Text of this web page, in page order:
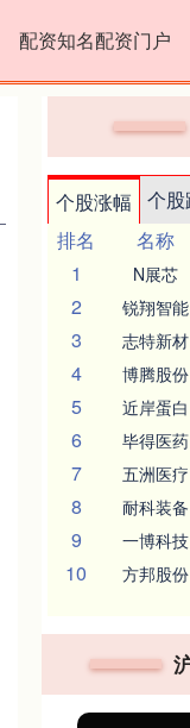
配资知名配资门户
个股涨幅 个股
排名
名称
1
N展芯
2 锐翔智能
3 志特新材
4 博腾股份
5 近岸蛋白
6 毕得医药
7 五洲医疗
8 耐科装备
9 一博科技
10 方邦股份